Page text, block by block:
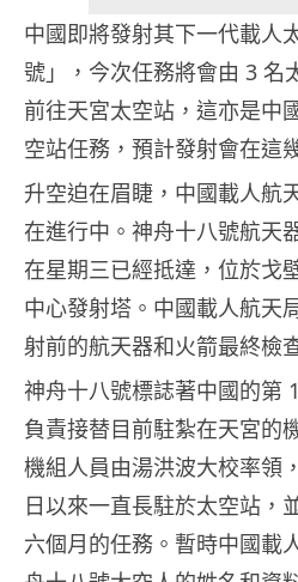
中國即將發射其下一代載人
號」，今次任務將會由 3 名
前往天宮太空站，這亦是中
空站任務，預計發射會在這
升空迫在眉睫，中國載人航
在進行中。神舟十八號航天
在星期三已經抵達，位於戈
中心發射塔。中國載人航天
射前的航天器和火箭最終檢
神舟十八號標誌著中國的第
負責接替目前駐紮在天宮的
機組人員由湯洪波大校率領
日以來一直長駐於太空站，
六個月的任務。暫時中國載